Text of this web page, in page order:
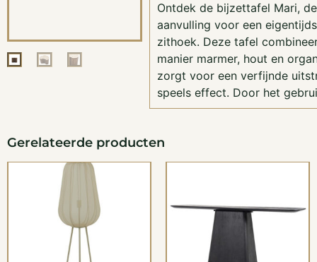
Ontdek de bijzettafel Mari,
aanvulling voor een
zithoek. Deze tafel
manier marmer, hout en
zorgt voor een verfijnde
speels effect. Door het
Gerelateerde producten